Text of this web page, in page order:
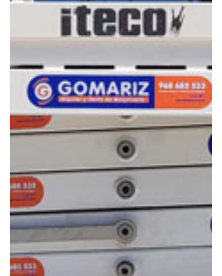
14 metros
Altura plataforma: 11.90 m
Altura almacenaje:2.11 m
Longitud:2.27 m
Anchura:1.22 m
3315 kg
ESPECIFICACIONES TÉCNICAS
350 kg
Ver ficha técnica
¿Tienes dudas a la hora de elegir la máquina que
necesitas?
Compara esta y otras máquinas desde el siguiente botón o ponte